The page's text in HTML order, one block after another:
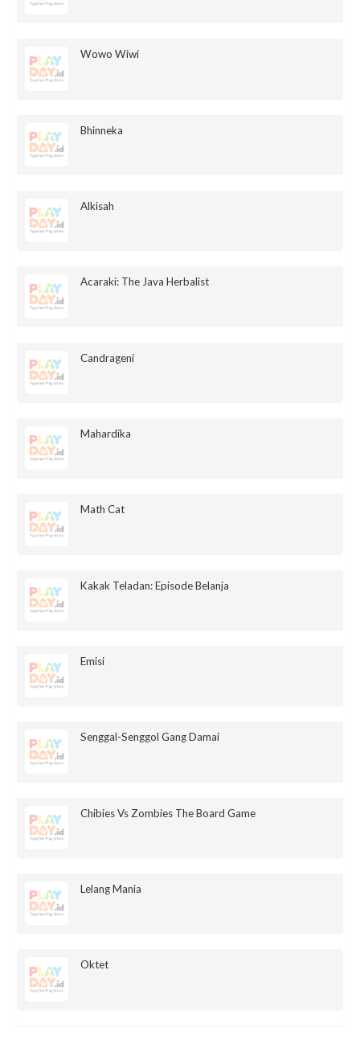
Wowo Wiwi
Bhinneka
Alkisah
Acaraki: The Java Herbalist
Candrageni
Mahardika
Math Cat
Kakak Teladan: Episode Belanja
Emisi
Senggal-Senggol Gang Damai
Chibies Vs Zombies The Board Game
Lelang Mania
Oktet